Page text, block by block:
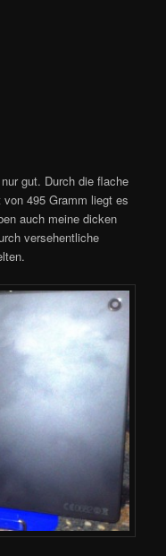
gut. Durch die flache
495 Gramm liegt es
auch meine dicken
versehentliche